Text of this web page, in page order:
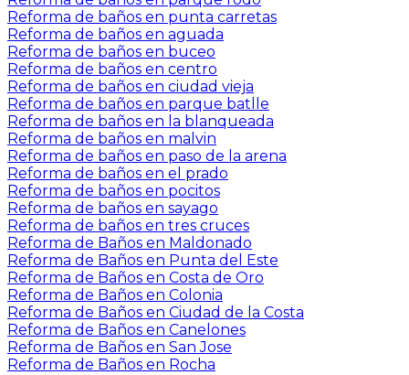
Reforma de baños en punta carretas
Reforma de baños en aguada
Reforma de baños en buceo
Reforma de baños en centro
Reforma de baños en ciudad vieja
Reforma de baños en parque batlle
Reforma de baños en la blanqueada
Reforma de baños en malvin
Reforma de baños en paso de la arena
Reforma de baños en el prado
Reforma de baños en pocitos
Reforma de baños en sayago
Reforma de baños en tres cruces
Reforma de Baños en Maldonado
Reforma de Baños en Punta del Este
Reforma de Baños en Costa de Oro
Reforma de Baños en Colonia
Reforma de Baños en Ciudad de la Costa
Reforma de Baños en Canelones
Reforma de Baños en San Jose
Reforma de Baños en Rocha